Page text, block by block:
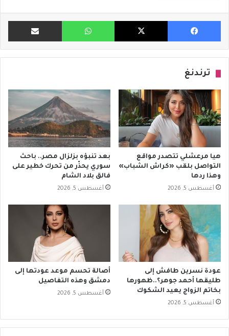
فيسبوك X واتساب مشاركة
ترندنغ
هيا مرعشلي تتصدر مواقع
التواصل بلقب «كراش الشباب»
وهذا ردها
أغسطس 5, 2026
بعد تنبؤه بزلزال مصر.. باحث
سوري يحذّر من تحرك خطير على
فالق بلاد الشام
أغسطس 5, 2026
عودة نسرين طافش إلى
طليقها أحمد جوهر؟..ظهورها
بخاتم الزواج يعيد الشكوك
أغسطس 5, 2026
أصالة تحسم موعد عودتها إلى
دمشق وهذه التفاصيل
أغسطس 5, 2026